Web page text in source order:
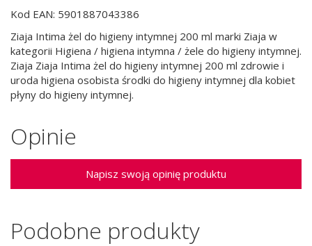
Kod EAN: 5901887043386
Ziaja Intima żel do higieny intymnej 200 ml marki Ziaja w
kategorii Higiena / higiena intymna / żele do higieny intymnej.
Ziaja Ziaja Intima żel do higieny intymnej 200 ml zdrowie i
uroda higiena osobista środki do higieny intymnej dla kobiet
płyny do higieny intymnej.
Opinie
Napisz swoją opinię produktu
Podobne produkty